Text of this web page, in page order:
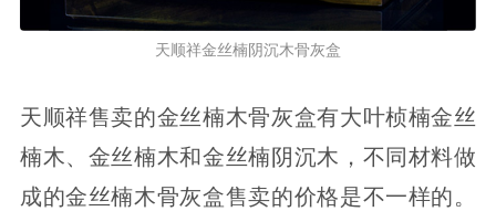
天顺祥金丝楠阴沉木骨灰盒
天顺祥售卖的金丝楠木骨灰盒有大叶桢楠金丝
楠木、金丝楠木和金丝楠阴沉木，不同材料做
成的金丝楠木骨灰盒售卖的价格是不一样的。